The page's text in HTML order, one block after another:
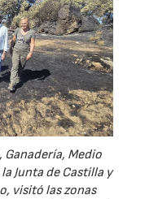
Medio
Junta de Castilla y
visitó las zonas